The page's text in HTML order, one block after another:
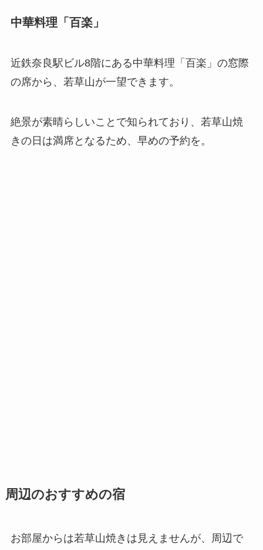
中華料理「百楽」
近鉄奈良駅ビル8階にある中華料理「百楽」の窓際
の席から、若草山が一望できます。
絶景が素晴らしいことで知られており、若草山焼
きの日は満席となるため、早めの予約を。
周辺のおすすめの宿
お部屋からは若草山焼きは見えませんが、周辺で